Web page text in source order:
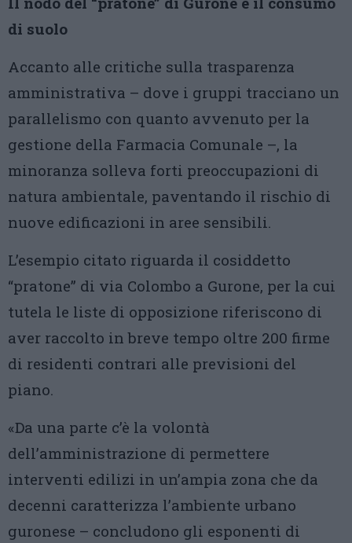
di suolo
Accanto alle critiche sulla trasparenza
amministrativa – dove i gruppi tracciano un
parallelismo con quanto avvenuto per la
gestione della Farmacia Comunale –, la
minoranza solleva forti preoccupazioni di
natura ambientale, paventando il rischio di
nuove edificazioni in aree sensibili.
L’esempio citato riguarda il cosiddetto
“pratone” di via Colombo a Gurone, per la cui
tutela le liste di opposizione riferiscono di
aver raccolto in breve tempo oltre 200 firme
di residenti contrari alle previsioni del
piano.
«Da una parte c’è la volontà
dell’amministrazione di permettere
interventi edilizi in un’ampia zona che da
decenni caratterizza l’ambiente urbano
guronese – concludono gli esponenti di